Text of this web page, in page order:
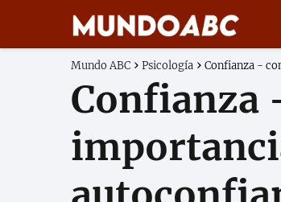
Mundo ABC Psicología Confianza -
Confianza